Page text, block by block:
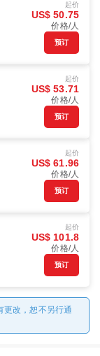
起价
US$ 50.75
价格/人
预订
起价
US$ 53.71
价格/人
预订
起价
US$ 61.96
价格/人
预订
起价
US$ 101.8
价格/人
预订
更改，恕不另行通